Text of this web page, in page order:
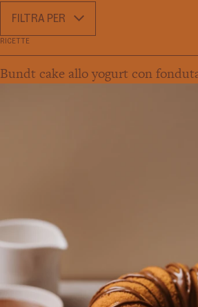
FILTRA PER
RICETTE
Bundt cake allo yogurt con